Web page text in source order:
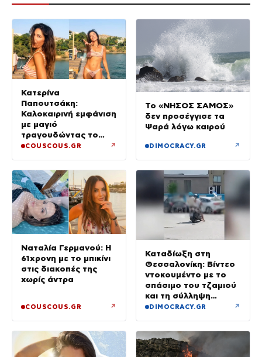
Κατερίνα
Παπουτσάκη:
Καλοκαιρινή εμφάνιση
με μαγιό
τραγουδώντας το
«Καλοκαιρινά
COUSCOUS.GR ↗
Το «ΝΗΣΟΣ ΣΑΜΟΣ»
δεν προσέγγισε τα
Ψαρά λόγω καιρού
DIMOCRACY.GR ↗
Ναταλία Γερμανού: Η
61χρονη με το μπικίνι
στις διακοπές της
χωρίς άντρα
COUSCOUS.GR ↗
Καταδίωξη στη
Θεσσαλονίκη: Βίντεο
ντοκουμέντο με το
σπάσιμο του τζαμιού
και τη σύλληψη
37χρονου με
DIMOCRACY.GR ↗